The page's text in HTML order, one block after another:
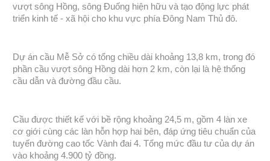
vượt sông Hồng, sông Đuống hiện hữu và tạo động lực phát
triển kinh tế - xã hội cho khu vực phía Đông Nam Thủ đô.
Dự án cầu Mễ Sở có tổng chiều dài khoảng 13,8 km, trong đó
phần cầu vượt sông Hồng dài hơn 2 km, còn lại là hệ thống
cầu dẫn và đường đầu cầu.
Cầu được thiết kế với bề rộng khoảng 24,5 m, gồm 4 làn xe
cơ giới cùng các làn hỗn hợp hai bên, đáp ứng tiêu chuẩn của
tuyến đường cao tốc Vành đai 4. Tổng mức đầu tư của dự án
vào khoảng 4.900 tỷ đồng.